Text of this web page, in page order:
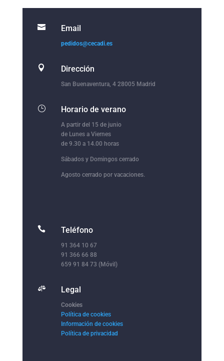
 Email
pedidos@cecadi.es
 Dirección
San Buenaventura, 4 28005 Madrid
} Horario de verano
A partir del 15 de junio
de Lunes a Viernes
de 9.30 a 14.00 horas
Sábados y Domingos cerrado
Agosto cerrado por vacaciones.
 Teléfono
91 364 10 67
91 366 66 88
659 91 84 73 (Móvil)
 Legal
Cookies
Política de cookies
Información de cookies
Política de privacidad